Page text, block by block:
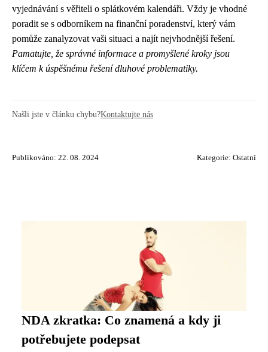
vyjednávání s věřiteli o splátkovém kalendáři. Vždy je vhodné
poradit se s odborníkem na finanční poradenství, který vám
pomůže zanalyzovat vaši situaci a najít nejvhodnější řešení.
Pamatujte, že správné informace a promyšlené kroky jsou
klíčem k úspěšnému řešení dluhové problematiky.
Našli jste v článku chybu?Kontaktujte nás
Publikováno: 22. 08. 2024 Kategorie: Ostatní
NDA zkratka: Co znamená a kdy ji
potřebujete podepsat